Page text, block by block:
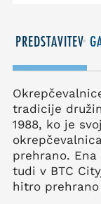
PREDSTAVITEV
tradicije
1988, ko je
prehrano.
tudi v BTC
hitro